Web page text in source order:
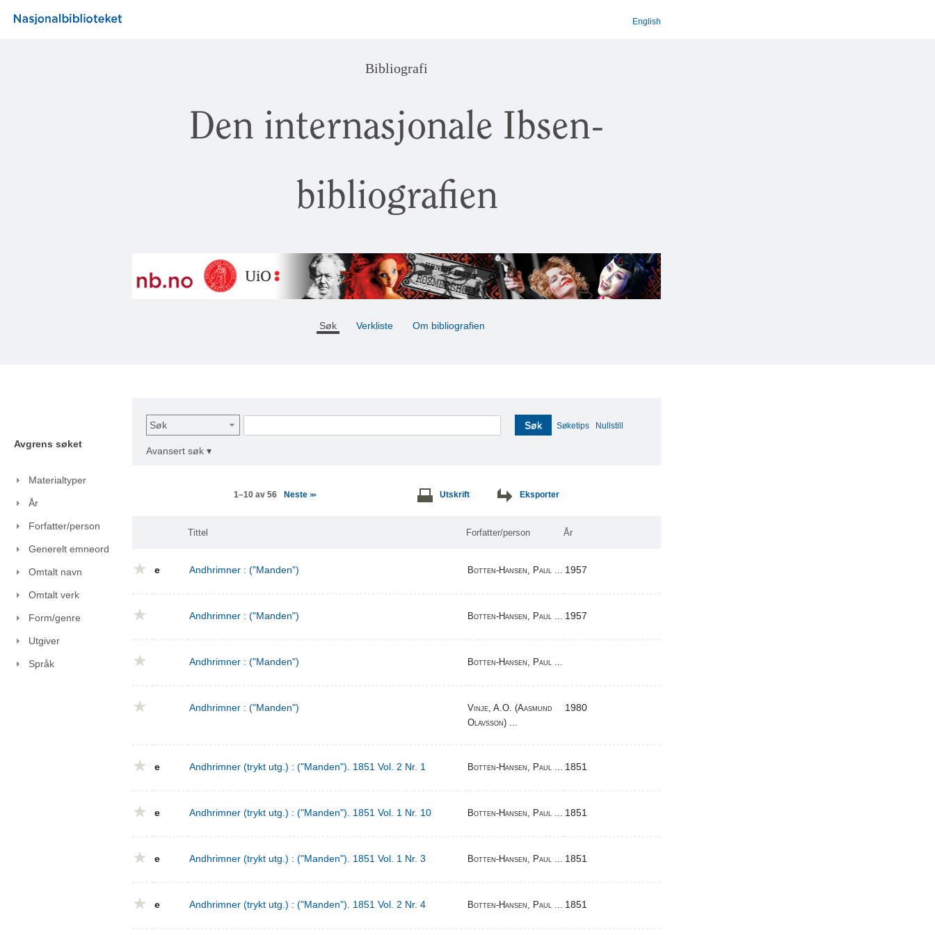
English
Bibliografi
Den internasjonale Ibsen-
bibliografien
Søk Verkliste Om bibliografien
Avgrens søket
Materialtyper
År
Forfatter/person
Generelt emneord
Omtalt navn
Omtalt verk
Form/genre
Utgiver
Språk
Søk Søk Søketips Nullstill
Avansert søk ▾
1–10 av 56 Neste>> Utskrift Eksporter
Tittel Forfatter/person År
e Andhrimner : ("Manden") Botten-Hansen, Paul ... 1957
Andhrimner : ("Manden") Botten-Hansen, Paul ... 1957
Andhrimner : ("Manden") Botten-Hansen, Paul ...
Andhrimner : ("Manden")
Vinje, A.O. (Aasmund
Olavsson) ...
1980
e Andhrimner (trykt utg.) : ("Manden"). 1851 Vol. 2 Nr. 1 Botten-Hansen, Paul ... 1851
e Andhrimner (trykt utg.) : ("Manden"). 1851 Vol. 1 Nr. 10 Botten-Hansen, Paul ... 1851
e Andhrimner (trykt utg.) : ("Manden"). 1851 Vol. 1 Nr. 3 Botten-Hansen, Paul ... 1851
e Andhrimner (trykt utg.) : ("Manden"). 1851 Vol. 2 Nr. 4 Botten-Hansen, Paul ... 1851